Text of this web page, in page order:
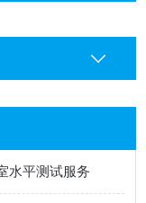
水平测试服务